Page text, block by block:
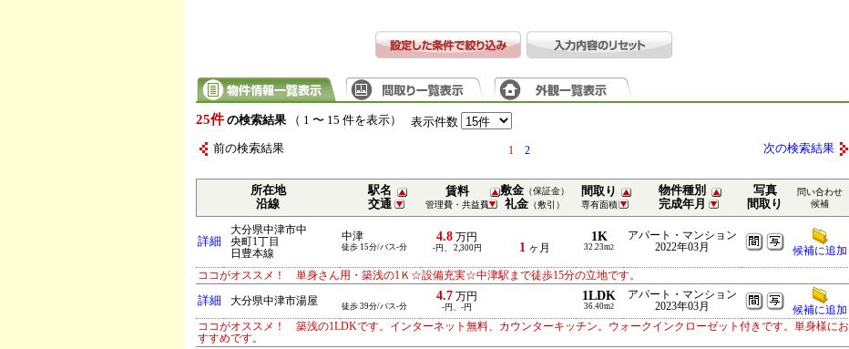
25件 の検索結果（ 1 〜 15 件を表示） 表示件数
前の検索結果 1 2 次の検索結果
所在地
沿線
駅名
交通
賃料
管理費・共益費
敷金 （保証金）
礼金 （敷引）
間取り
専有面積
物件種別
完成年月
写真
間取り
問い合わせ
候補
詳細
大分県中津市中
央町1丁目
日豊本線
中津
徒歩 15分/バス-分
4.8 万円
-円、 2,300円 1 ヶ月
1K
32.23m2
アパート・マンション
2022年03月
候補に追加
ココがオススメ！ 単身さん用・築浅の1Ｋ☆設備充実☆中津駅まで徒歩15分の立地です。
詳細 大分県中津市湯屋 徒歩 39分/バス-分
4.7 万円
-円、-円
1LDK
36.40m2
アパート・マンション
2023年03月
候補に追加
ココがオススメ！ 築浅の1LDKです。インターネット無料、カウンターキッチン。ウォークインクローゼット付きです。単身様にお
すすめです。